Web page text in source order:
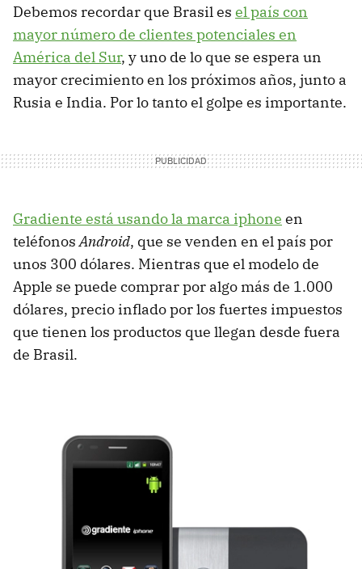
Debemos recordar que Brasil es el país con
mayor número de clientes potenciales en
América del Sur, y uno de lo que se espera un
mayor crecimiento en los próximos años, junto a
Rusia e India. Por lo tanto el golpe es importante.
Gradiente está usando la marca iphone en
teléfonosAndroid, que se venden en el país por
unos 300 dólares. Mientras que el modelo de
Apple se puede comprar por algo más de 1.000
dólares, precio inflado por los fuertes impuestos
que tienen los productos que llegan desde fuera
de Brasil.